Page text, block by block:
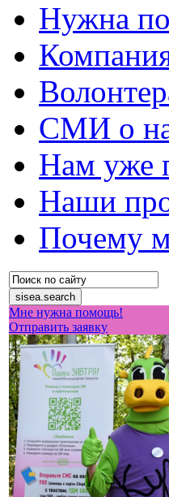
Нужна
СМИ о
Нам уже
Наши
Почему
Мне нужна помощь!
Отправить заявку